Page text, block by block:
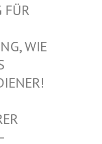
D
.ORG!
AA